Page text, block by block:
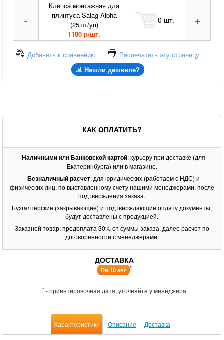
-
Клипса монтажная для
плинтуса Salag Alpha
(25шт/уп)
1180 р/шт.
0 шт. +
Добавить к сравнению
Распечатать эту страницу
Нашли дешевле?
КАК ОПЛАТИТЬ?
-Наличнымиили Банковской картой: курьеру при доставке (для
Екатеринбурга) или в магазине.
-Безналичный расчет: для юридических (работаем с НДС) и
физических лиц, по выставленному счету нашими менеджерами, после
подтверждения заказа.
Бухгалтерские (закрывающие) и подтверждающие оплату документы,
будут доставлены с продукцией.
Заказной товар: предоплата 30% от суммы заказа, далее расчет по
договоренности с менеджерами.
ДОСТАВКА
Пн 10 авг *
* - ориентировочная дата, уточняйте у менеджера
Характеристики Описание Доставка